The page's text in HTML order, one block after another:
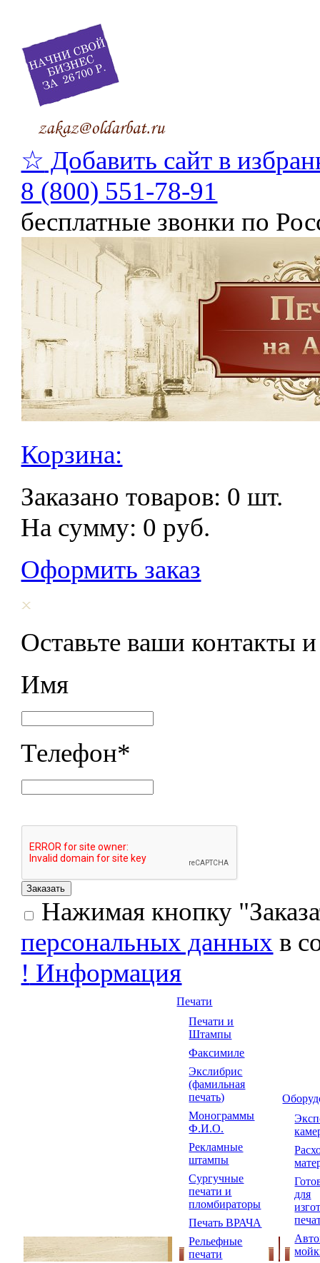
☆ Добавить сайт в
8 (800) 551-78-91
бесплатные звонки по
Корзина:
Заказано товаров: 0 шт.
На сумму: 0 руб.
Оформить заказ
Оставьте ваши контакты
Имя
Телефон*
Нажимая кнопку
персональных данных в
! Информация
Печати
Печати и
Штампы
Факсимиле
Экслибрис
(фамильная
печать)
Монограммы
Ф.И.О.
Рекламные
штампы
Сургучные
печати и
пломбираторы
Печать ВРАЧА
Рельефные
печати
для